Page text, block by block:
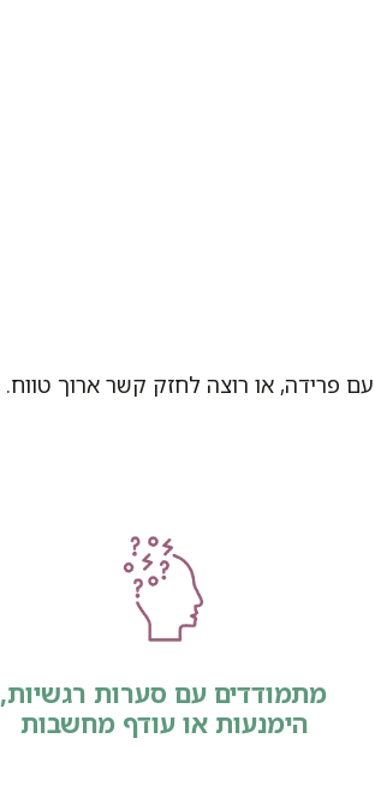
או רוצה לחזק קשר ארוך טווח.
מתמודדים עם סערות רגשיות,
הימנעות או עודף מחשבות